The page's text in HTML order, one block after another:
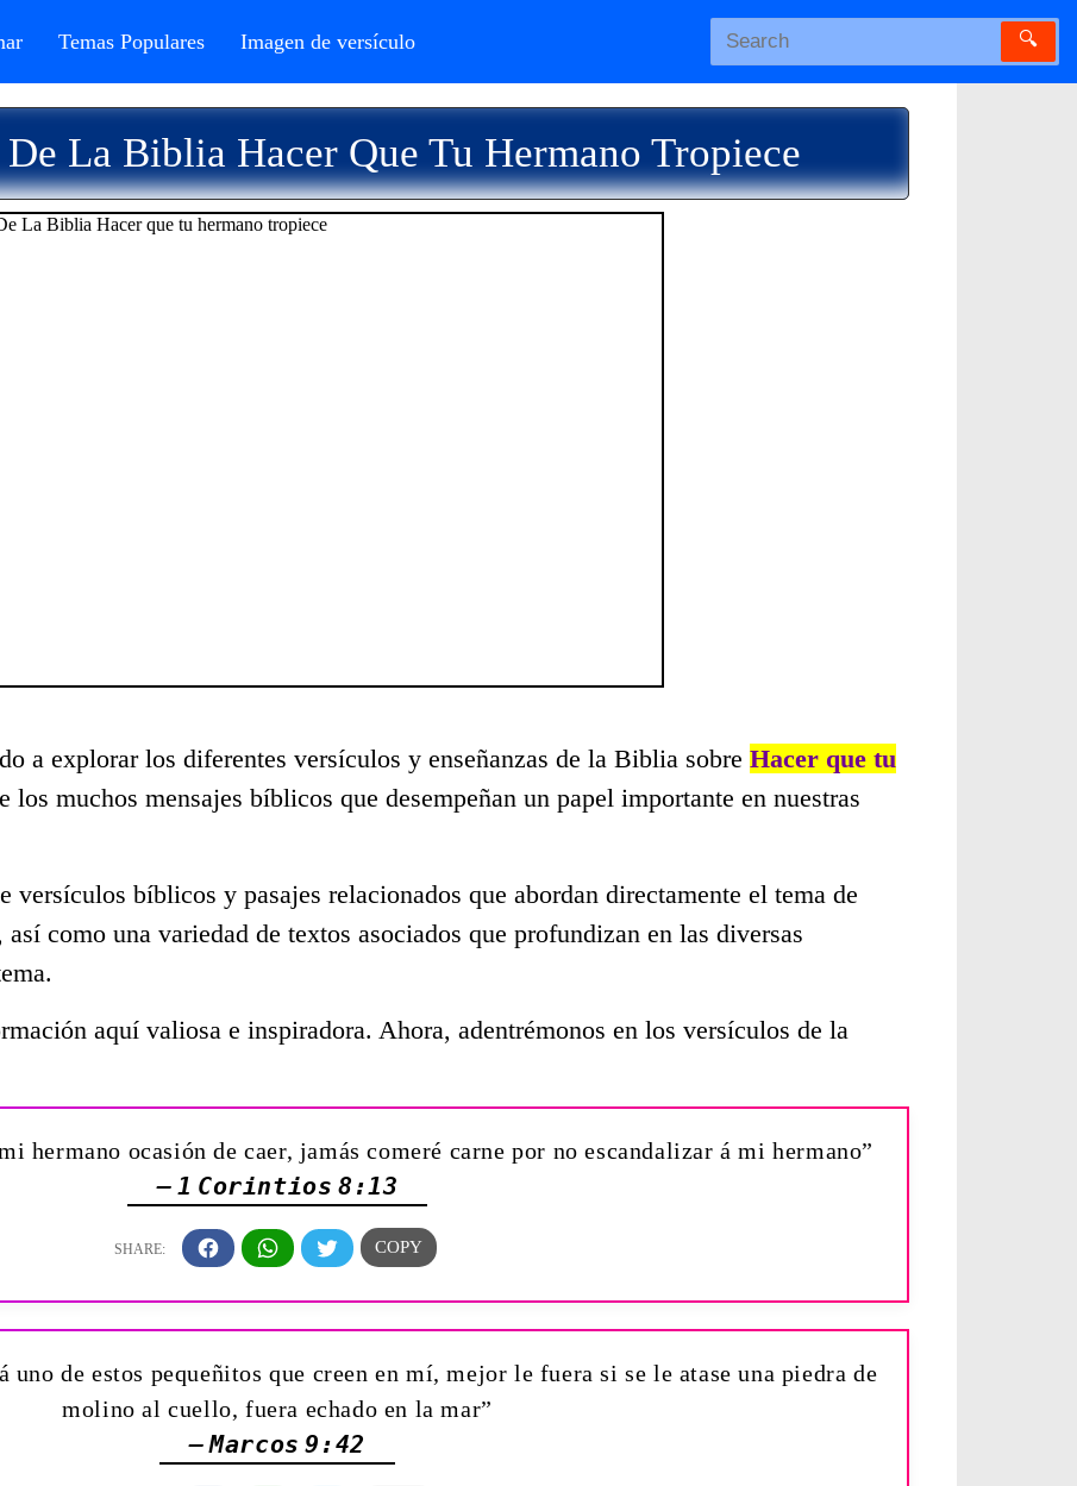
Temas Populares Imagen de versículo 🔍
La Biblia Hacer Que Tu Hermano Tropiece
a explorar los diferentes versículos y enseñanzas de la Biblia sobre Hacer que tu
los muchos mensajes bíblicos que desempeñan un papel importante en nuestras
versículos bíblicos y pasajes relacionados que abordan directamente el tema de
así como una variedad de textos asociados que profundizan en las diversas
aquí valiosa e inspiradora. Ahora, adentrémonos en los versículos de la
hermano ocasión de caer, jamás comeré carne por no escandalizar á mi hermano”
— 1 Corintios 8:13
uno de estos pequeñitos que creen en mí, mejor le fuera si se le atase una piedra de
molino al cuello, fuera echado en la mar”
— Marcos 9:42